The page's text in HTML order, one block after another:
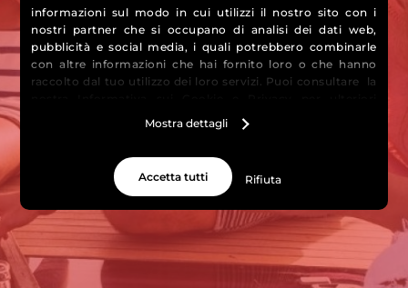
informazioni sul modo in cui utilizzi il nostro sito con i
nostri partner che si occupano di analisi dei dati web,
pubblicità e social media, i quali potrebbero combinarle
con altre informazioni che hai fornito loro o che hanno
raccolto dal tuo utilizzo dei loro servizi. Puoi consultare la
Mostra dettagli
Accetta tutti Rifiuta